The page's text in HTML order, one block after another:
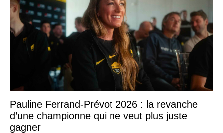
Pauline Ferrand-Prévot 2026 : la revanche
d’une championne qui ne veut plus juste
gagner